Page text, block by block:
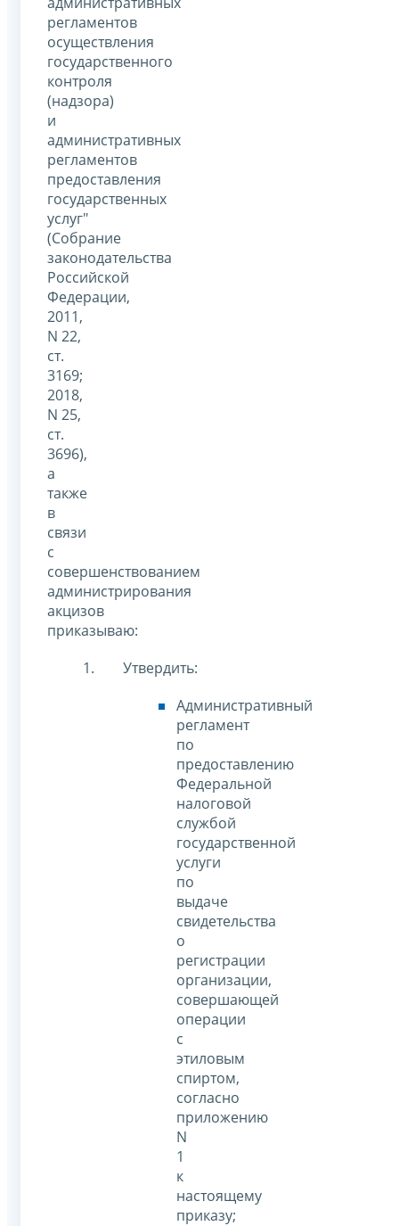
регламентов
осуществления
государственного
контроля
(надзора)
и
административных
регламентов
предоставления
государственных
услуг"
(Собрание
законодательства
Российской
Федерации,
2011,
N 22,
ст.
3169;
2018,
N 25,
ст.
3696),
а
также
в
связи
с
совершенствованием
администрирования
акцизов
приказываю:
Утвердить:
Административный
регламент
по
предоставлению
Федеральной
налоговой
службой
государственной
услуги
по
выдаче
свидетельства
о
регистрации
организации,
совершающей
операции
с
этиловым
спиртом,
согласно
приложению
N
1
к
настоящему
приказу;